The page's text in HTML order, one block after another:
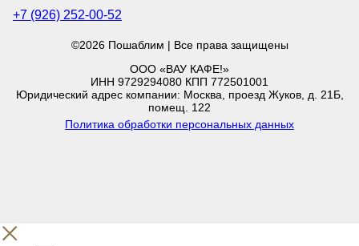
+7 (926) 252-00-52
©2026 Пошаблим | Все права защищены
ООО «ВАУ КАФЕ!»
ИНН 9729294080 КПП 772501001
Юридический адрес компании: Москва, проезд Жуков, д. 21Б,
помещ. 122
Политика обработки персональных данных